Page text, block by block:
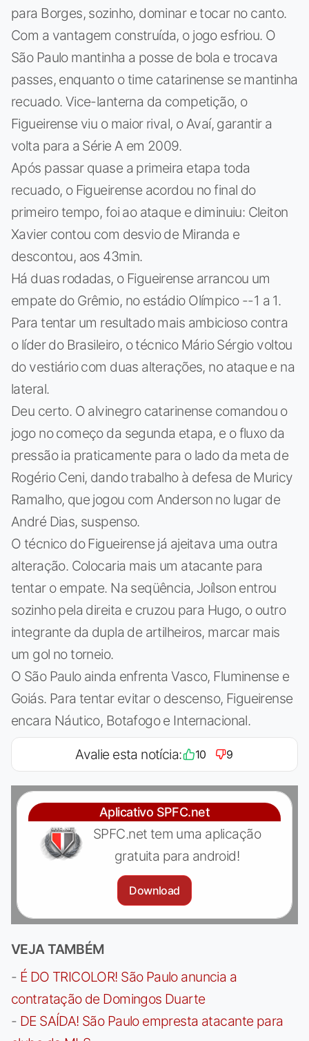
para Borges, sozinho, dominar e tocar no canto.
Com a vantagem construída, o jogo esfriou. O
São Paulo mantinha a posse de bola e trocava
passes, enquanto o time catarinense se mantinha
recuado. Vice-lanterna da competição, o
Figueirense viu o maior rival, o Avaí, garantir a
volta para a Série A em 2009.
Após passar quase a primeira etapa toda
recuado, o Figueirense acordou no final do
primeiro tempo, foi ao ataque e diminuiu: Cleiton
Xavier contou com desvio de Miranda e
descontou, aos 43min.
Há duas rodadas, o Figueirense arrancou um
empate do Grêmio, no estádio Olímpico --1 a 1.
Para tentar um resultado mais ambicioso contra
o líder do Brasileiro, o técnico Mário Sérgio voltou
do vestiário com duas alterações, no ataque e na
lateral.
Deu certo. O alvinegro catarinense comandou o
jogo no começo da segunda etapa, e o fluxo da
pressão ia praticamente para o lado da meta de
Rogério Ceni, dando trabalho à defesa de Muricy
Ramalho, que jogou com Anderson no lugar de
André Dias, suspenso.
O técnico do Figueirense já ajeitava uma outra
alteração. Colocaria mais um atacante para
tentar o empate. Na seqüência, Joílson entrou
sozinho pela direita e cruzou para Hugo, o outro
integrante da dupla de artilheiros, marcar mais
um gol no torneio.
O São Paulo ainda enfrenta Vasco, Fluminense e
Goiás. Para tentar evitar o descenso, Figueirense
encara Náutico, Botafogo e Internacional.
Avalie esta notícia: 10 9
Aplicativo SPFC.net
SPFC.net tem uma aplicação
gratuita para android!
Download
VEJA TAMBÉM
- É DO TRICOLOR! São Paulo anuncia a
contratação de Domingos Duarte
- DE SAÍDA! São Paulo empresta atacante para